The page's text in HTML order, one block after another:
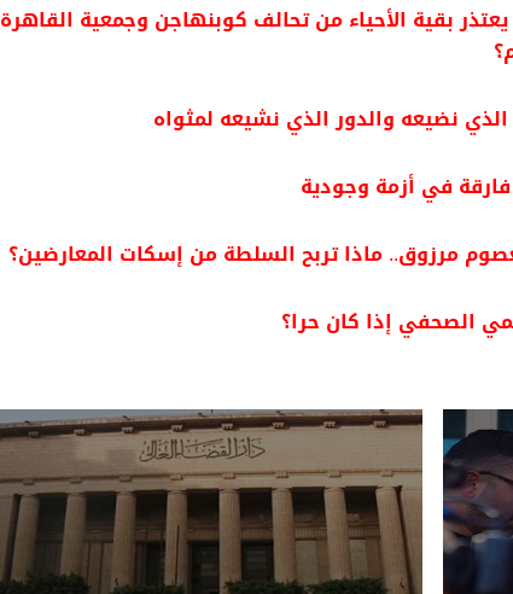
بقية الأحياء من تحالف كوبنهاجن وجمعية القاهرة
الذي نضيعه والدور الذي نشيعه لمثواه
في أزمة وجودية
مرزوق.. ماذا تربح السلطة من إسكات المعارضين؟
الصحفي إذا كان حرا؟